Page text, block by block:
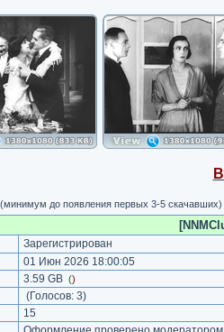
до появления первых 3-5 скачавших)
Зарегистрирован
01 Июн 2026 18:00:05
3.59 GB ()
(Голосов: 3)
15